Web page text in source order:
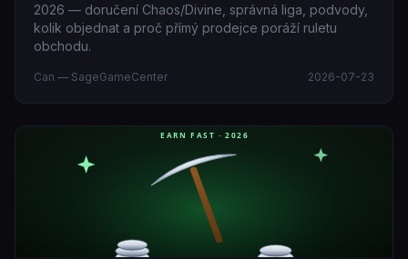
2026 — doručení Chaos/Divine, správná liga, podvody,
kolik objednat a proč přímý prodejce poráží ruletu
obchodu.
Can — SageGameCenter 2026-07-23